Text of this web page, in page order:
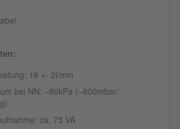
16 +- 2l/min
bei NN: −80kPa (−800mbar/
ca. 75 VA